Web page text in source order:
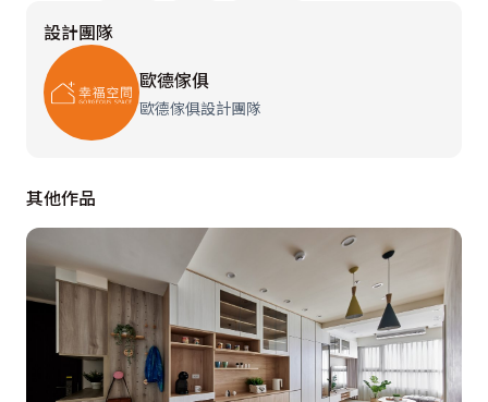
設計團隊
歐德傢俱
歐德傢俱設計團隊
其他作品